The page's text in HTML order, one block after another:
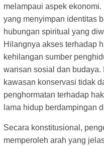
melampaui aspek
yang menyimpan identitas
hubungan spiritual yang
Hilangnya akses terhadap
kehilangan sumber
warisan sosial dan budaya.
kawasan konservasi tidak
penghormatan terhadap
lama hidup berdampingan
Secara konstitusional,
memperoleh arah yang